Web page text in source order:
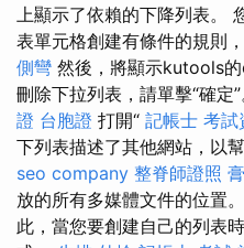
上顯示了依賴的下降列表。
表單元格創建有條件的規則
側彎 然後，將顯示kutools
刪除下拉列表，請單擊“確定”
證 台胞證 打開“ 記帳士 考試
下列表描述了其他網站，以
seo company 整脊師證照
放的所有多媒體文件的位置。
此，當您要創建自己的列表